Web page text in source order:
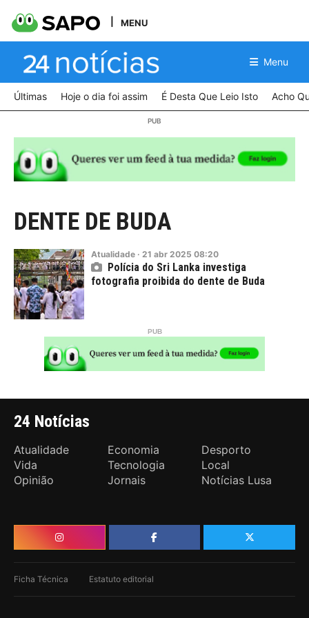
MENU
Menu
Últimas Hoje o dia foi assim É Desta Que Leio Isto Acho
DENTE DE BUDA
Atualidade · 21 abr 2025 08:20
Polícia do Sri Lanka investiga
fotografia proibida do dente de Buda
24 Notícias
Atualidade Economia
Desporto
Vida
Tecnologia
Local
Opinião
Jornais Notícias Lusa
Ficha Técnica Estatuto editorial